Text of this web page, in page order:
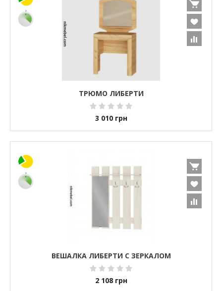
ТРЮМО ЛИБЕРТИ
3 010 грн
ВЕШАЛКА ЛИБЕРТИ С ЗЕРКАЛОМ
2 108 грн